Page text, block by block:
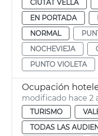
CIUTAT VELLA
EN PORTADA
NORMAL
NOCHEVIEJA
PUNTO VIOLETA
Ocupación
modificado hace 2
TURISMO
TODAS LAS